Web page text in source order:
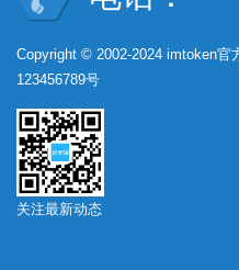
Copyright © 2002-2024 imtoken
123456789号
关注最新动态